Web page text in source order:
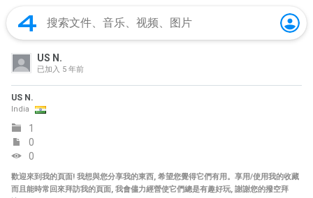
US N.
已加入 5 年前
US N.
India
1
0
0
歡迎來到我的頁面! 我想與您分享我的東西, 希望您覺得它們有用。享用/使用我的收藏
而且能時常回來拜訪我的頁面, 我會儘力經營使它們總是有趣好玩, 謝謝您的撥空拜